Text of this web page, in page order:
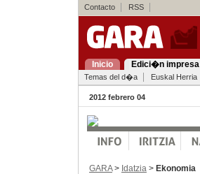
Contacto RSS
Inicio Edici�n impresa
Temas del d�a Euskal Herria
2012 febrero 04
GARA> Idatzia > Ekonomia